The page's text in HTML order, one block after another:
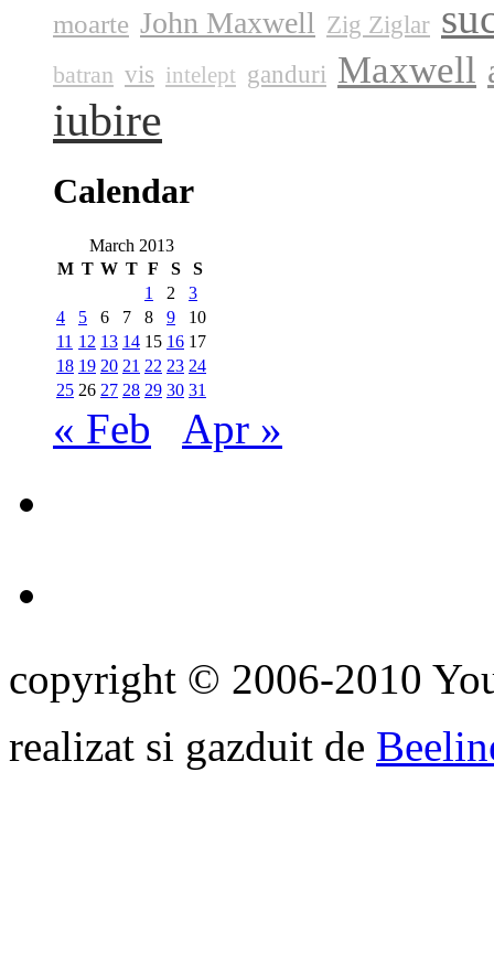
moarte John Maxwell Zig Ziglar
batran vis intelept ganduri Maxwell
iubire
Calendar
March 2013
M T W T F S
S
1
2
3
4
5 6 7 8 9
10
11 12 13 14 15 16 17
18 19 20 21 22 23 24
25 26 27 28 29 30 31
« Feb Apr »
copyright © 2006-2010
realizat si gazduit de